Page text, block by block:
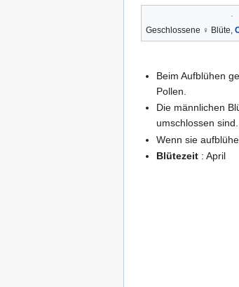
Geschlossene ♀ Blüte,
Beim Aufblühen
Pollen.
Die männlichen
umschlossen sind.
Wenn sie
Blütezeit : April